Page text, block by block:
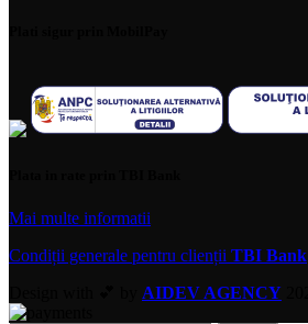
Mai multe informatii
Condiții generale pentru clienții TBI Bank
AIDEV AGENCY